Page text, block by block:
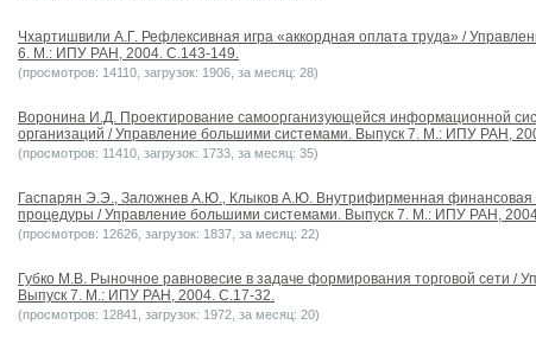
Чхартишвили А.Г. Рефлексивная игра «аккордная оплата труда» /
6. М.: ИПУ РАН, 2004. С.143-149.
(просмотров: 14110, загрузок: 1906, за месяц: 28)
Воронина И.Д. Проектирование самоорганизующейся информационной
организаций / Управление большими системами. Выпуск 7. М.: ИПУ РАН,
(просмотров: 11410, загрузок: 1733, за месяц: 35)
Гаспарян Э.Э., Заложнев А.Ю., Клыков А.Ю. Внутрифирменная финансовая
процедуры / Управление большими системами. Выпуск 7. М.: ИПУ РАН,
(просмотров: 12626, загрузок: 1837, за месяц: 22)
Губко М.В. Рыночное равновесие в задаче формирования торговой сети /
Выпуск 7. М.: ИПУ РАН, 2004. С.17-32.
(просмотров: 12841, загрузок: 1972, за месяц: 20)